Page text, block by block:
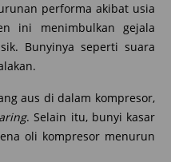
performa akibat usia
ini menimbulkan gejala
Bunyinya seperti suara
aus di dalam kompresor,
. Selain itu, bunyi kasar
oli kompresor menurun